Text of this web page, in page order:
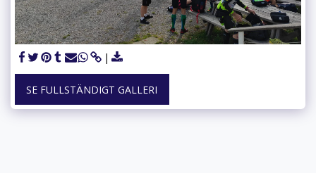
SE FULLSTÄNDIGT GALLERI